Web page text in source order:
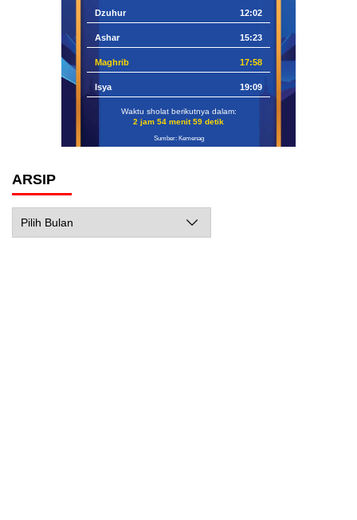
Dzuhur 12:02
Ashar 15:23
Maghrib 17:58
Isya 19:09
Waktu sholat berikutnya dalam:
2 jam 54 menit 58 detik
Sumber: Kemenag
ARSIP